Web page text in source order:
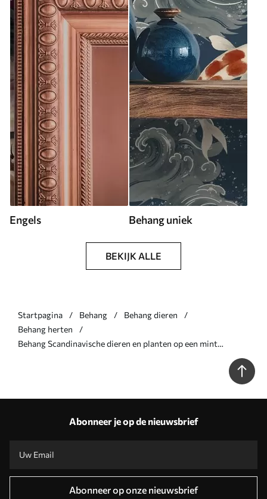
Engels Behang uniek
BEKIJK ALLE
Startpagina Behang
Behang dieren
Behang herten
Behang Scandinavische dieren en planten op een mint
Abonneer je op de nieuwsbrief
Abonneer op onze nieuwsbrief